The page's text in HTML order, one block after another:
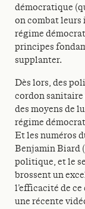
démocratique
on combat leurs
régime
principes
supplanter.
Dès lors, des
cordon
des moyens de
régime
Et les numéros
Benjamin Biard
politique, et le
brossent un
l’efficacité de ce
une récente